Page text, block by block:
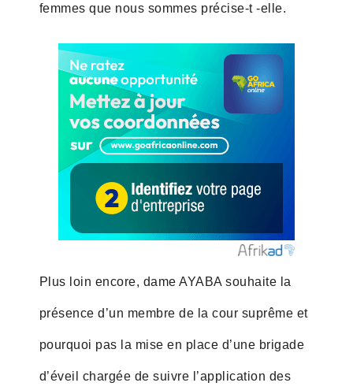
femmes que nous sommes précise-t -elle.
Plus loin encore, dame AYABA souhaite la
présence d’un membre de la cour suprême et
pourquoi pas la mise en place d’une brigade
d’éveil chargée de suivre l’application des